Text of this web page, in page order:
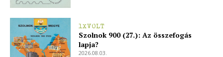
1XVOLT
Szolnok 900 (27.): Az összefogás
lapja?
2026.08.03.